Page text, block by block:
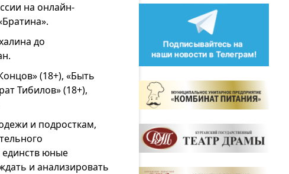
на онлайн-
до
(18+), «Быть
Тибилов» (18+),
и подросткам,
единств юные
и анализировать